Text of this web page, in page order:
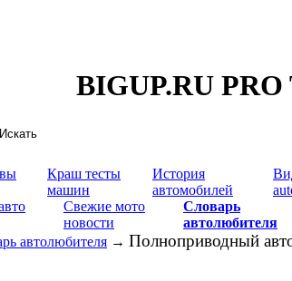
BIGUP.RU
Краш тесты
машин
История
автомобилей
Свежие мото
новости
Словарь
автолюбителя
автолюбителя → Полноприводный